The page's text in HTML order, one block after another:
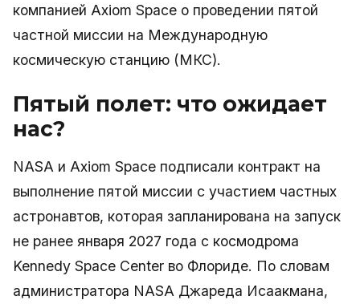
компанией Axiom Space о проведении пятой
частной миссии на Международную
космическую станцию (МКС).
Пятый полет: что ожидает
нас?
NASA и Axiom Space подписали контракт на
выполнение пятой миссии с участием частных
астронавтов, которая запланирована на запуск
не ранее января 2027 года с космодрома
Kennedy Space Center во Флориде. По словам
администратора NASA Джареда Исаакмана,